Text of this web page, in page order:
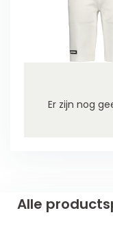
Er zijn nog
Alle